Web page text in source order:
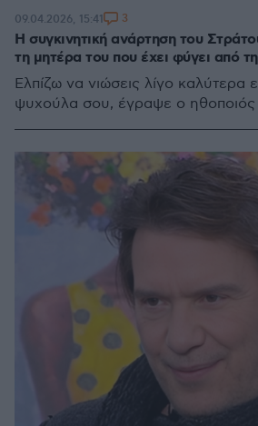
Η συγκινητική ανάρτηση του
τη μητέρα του που έχει φύγει από
Ελπίζω να νιώσεις λίγο καλύτερα
ψυχούλα σου, έγραψε ο ηθοποιός
09.04.2026, 15:41 3